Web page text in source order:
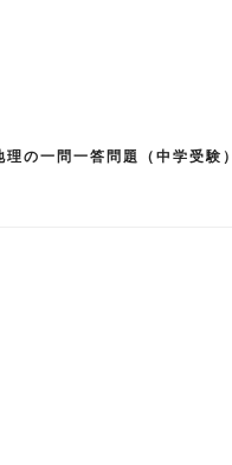
理の一問一答問題（中学受験）